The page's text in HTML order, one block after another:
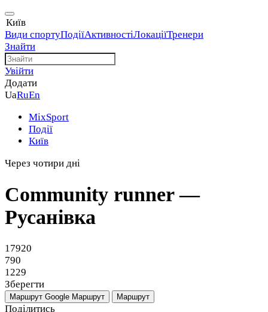
Київ
Види спортуПодіїАктивностіЛокаціїТренери
Знайти
Увійти
Додати
UaRuEn
MixSport
Події
Київ
Через чотири дні
Community runner —
Русанівка
17920
790
1229
Зберегти
Маршрут Google Маршрут Маршрут
Поділитись